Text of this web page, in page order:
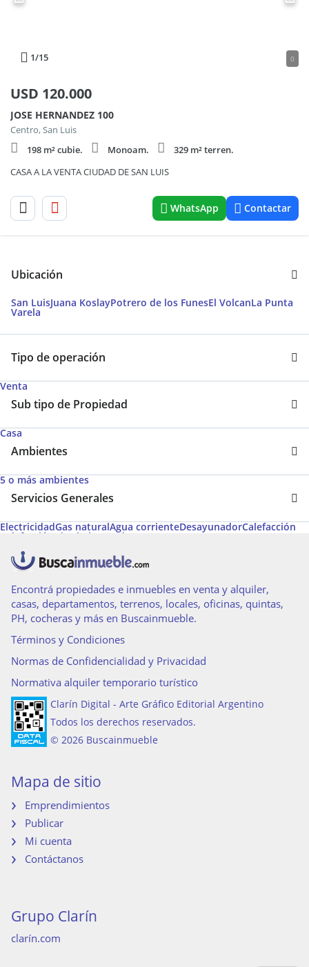
1/15 0
USD 120.000
JOSE HERNANDEZ 100
Centro, San Luis
198 m² cubie.
Monoam.
329 m² terren.
CASA A LA VENTA CIUDAD DE SAN LUIS
WhatsApp Contactar
Ubicación
San LuisJuana KoslayPotrero de los FunesEl VolcanLa Punta
Varela
Tipo de operación
Venta
Sub tipo de Propiedad
Casa
Ambientes
5 o más ambientes
Servicios Generales
ElectricidadGas naturalAgua corrienteDesayunadorCalefacción
Calefacción tiro balanceado
Encontrá propiedades e inmuebles en venta y alquiler,
casas, departamentos, terrenos, locales, oficinas, quintas,
PH, cocheras y más en Buscainmueble.
Términos y Condiciones
Normas de Confidencialidad y Privacidad
Normativa alquiler temporario turístico
Clarín Digital - Arte Gráfico Editorial Argentino
Todos los derechos reservados.
© 2026 Buscainmueble
Mapa de sitio
Emprendimientos
Publicar
Mi cuenta
Contáctanos
Grupo Clarín
clarín.com